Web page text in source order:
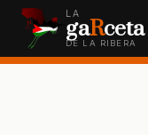
LA
gaRceta
DE LA RIBERA